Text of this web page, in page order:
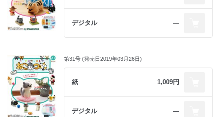
デジタル ―
第31号 (発売日2019年03月26日)
紙 1,009円
デジタル ―